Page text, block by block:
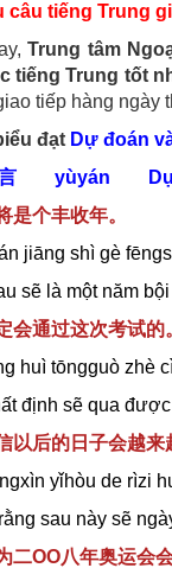
câu tiếng Trung
Trung tâm
tiếng Trung tốt
tiếp hàng ngày
đạt Dự đoán
yùyán Dự
是个丰收年。
jiāng shì gè
sẽ là một năm bội
会通过这次考试的。
huì tōngguò zhè
định sẽ qua
以后的日子会越来
yǐhòu de rìzi
sau này sẽ
二OO八年奥运会